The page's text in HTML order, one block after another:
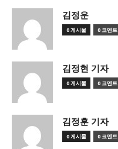
김정운
0 게시물 0 코멘트
김정현 기자
0 게시물 0 코멘트
김정훈 기자
0 게시물 0 코멘트